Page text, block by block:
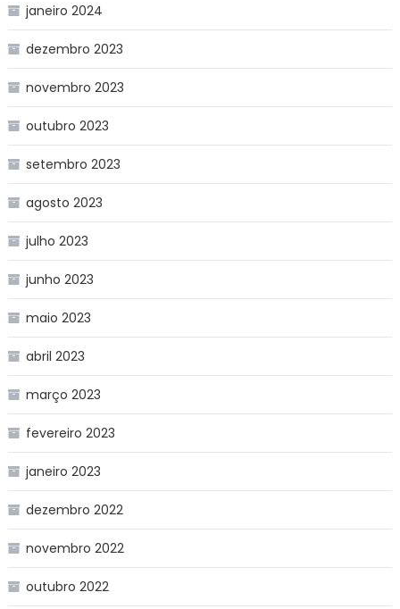
janeiro 2024
dezembro 2023
novembro 2023
outubro 2023
setembro 2023
agosto 2023
julho 2023
junho 2023
maio 2023
abril 2023
março 2023
fevereiro 2023
janeiro 2023
dezembro 2022
novembro 2022
outubro 2022